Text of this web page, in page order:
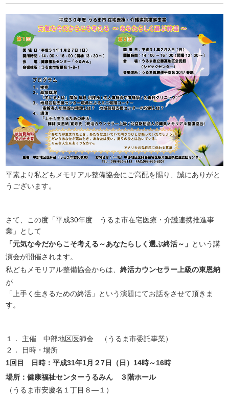
平素より私どもメモリアル整備協会にご高配を賜り、誠にありがと
うございます。
さて、この度「平成30年度 うるま市在宅医療・介護連携推進事
業」として
「元気な今だからこそ考える～あなたらしく選ぶ終活～」 という講
演会が開催されます。
私どもメモリアル整備協会からは、終活カウンセラー上級の東恩納
が
「上手く生きるための終活」という演題にてお話をさせて頂きま
す。
１． 主催 中部地区医師会 （うるま市委託事業）
２． 日時・場所
1回目 日時：平成31年1月２7日（日）14時～16時
場所：健康福祉センターうるみん ３階ホール
（うるま市安慶名１丁目８―１）